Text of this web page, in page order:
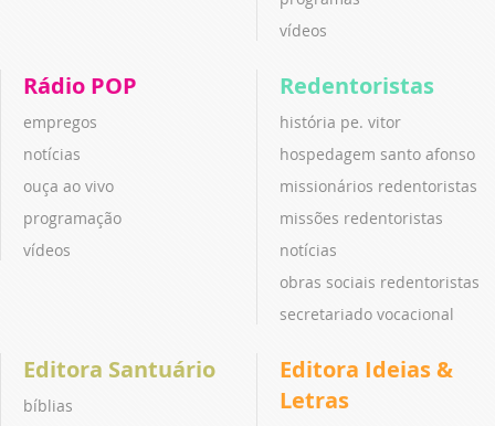
vídeos
Rádio POP
empregos
notícias
ouça ao vivo
programação
vídeos
Redentoristas
história pe. vitor
hospedagem santo afonso
missionários redentoristas
missões redentoristas
notícias
obras sociais redentoristas
secretariado vocacional
Editora Santuário
bíblias
Editora Ideias &
Letras